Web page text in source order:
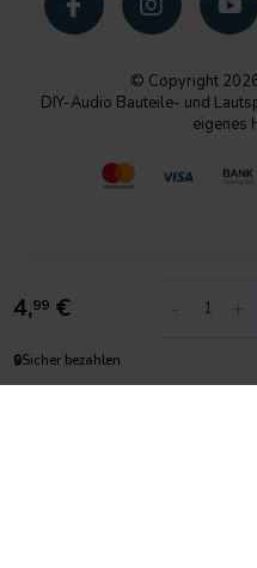
4,99 €
🔒Sicher bezahlen
© Copyright
DIY-Audio Bauteile- und
eigenes